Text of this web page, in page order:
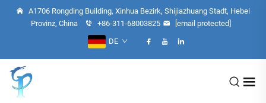
A1706 Rongding Building, Xinhua Bezirk, Shijiazhuang Stadt, Hebei
Provinz, China
+86-311-68003825
[email protected]
DE